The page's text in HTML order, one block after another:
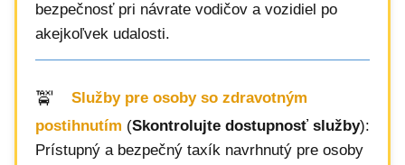
bezpečnosť pri návrate vodičov a vozidiel po
akejkoľvek udalosti.
Služby pre osoby so zdravotným
postihnutím (Skontrolujte dostupnosť služby):
Prístupný a bezpečný taxík navrhnutý pre osoby